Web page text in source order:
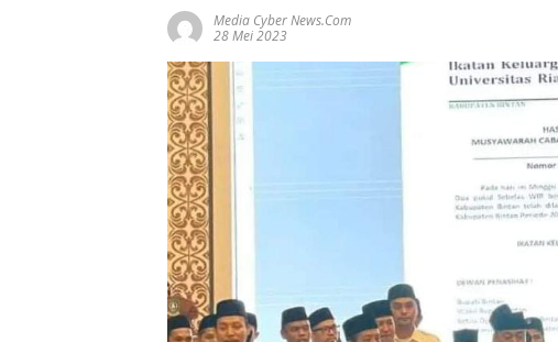
Media Cyber News.Com
28 Mei 2023